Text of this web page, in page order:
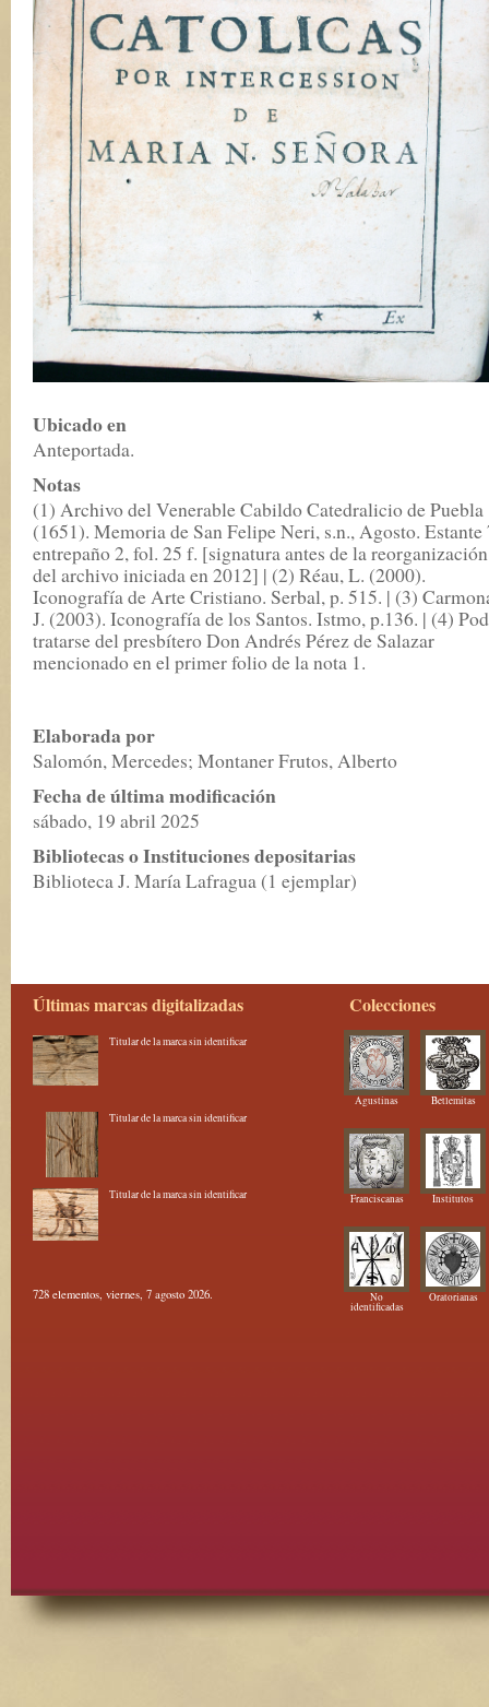
Ubicado en
Anteportada.
Notas
(1) Archivo del Venerable Cabildo Catedralicio de Puebla
(1651). Memoria de San Felipe Neri, s.n., Agosto. Estante
entrepaño 2, fol. 25 f. [signatura antes de la reorganización
del archivo iniciada en 2012] | (2) Réau, L. (2000).
Iconografía de Arte Cristiano. Serbal, p. 515. | (3)
J. (2003). Iconografía de los Santos. Istmo, p.136. | (4)
tratarse del presbítero Don Andrés Pérez de Salazar
mencionado en el primer folio de la nota 1.
Elaborada por
Salomón, Mercedes; Montaner Frutos, Alberto
Fecha de última modificación
sábado, 19 abril 2025
Bibliotecas o Instituciones depositarias
Biblioteca J. María Lafragua (1 ejemplar)
Últimas marcas digitalizadas
Titular de la marca sin identificar
Titular de la marca sin identificar
Titular de la marca sin identificar
728 elementos, viernes, 7 agosto 2026.
Colecciones
Agustinas Betlemitas
Franciscanas Institutos
No
identificadas
Oratorianas